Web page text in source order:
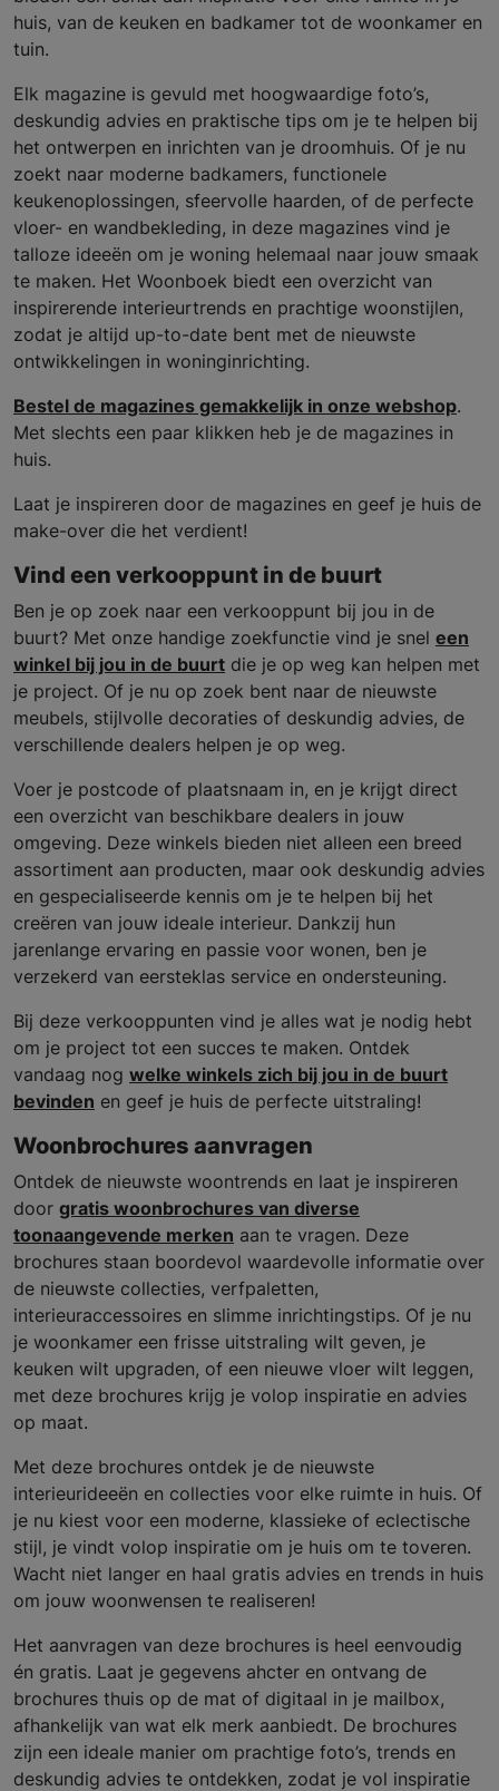
huis, van de keuken en badkamer tot de woonkamer en
tuin.
Elk magazine is gevuld met hoogwaardige foto’s,
deskundig advies en praktische tips om je te helpen bij
het ontwerpen en inrichten van je droomhuis. Of je nu
zoekt naar moderne badkamers, functionele
keukenoplossingen, sfeervolle haarden, of de perfecte
vloer- en wandbekleding, in deze magazines vind je
talloze ideeën om je woning helemaal naar jouw smaak
te maken. Het Woonboek biedt een overzicht van
inspirerende interieurtrends en prachtige woonstijlen,
zodat je altijd up-to-date bent met de nieuwste
ontwikkelingen in woninginrichting.
Bestel de magazines gemakkelijk in onze webshop.
Met slechts een paar klikken heb je de magazines in
huis.
Laat je inspireren door de magazines en geef je huis de
make-over die het verdient!
Vind een verkooppunt in de buurt
Ben je op zoek naar een verkooppunt bij jou in de
buurt? Met onze handige zoekfunctie vind je snel een
winkel bij jou in de buurt die je op weg kan helpen met
je project. Of je nu op zoek bent naar de nieuwste
meubels, stijlvolle decoraties of deskundig advies, de
verschillende dealers helpen je op weg.
Voer je postcode of plaatsnaam in, en je krijgt direct
een overzicht van beschikbare dealers in jouw
omgeving. Deze winkels bieden niet alleen een breed
assortiment aan producten, maar ook deskundig advies
en gespecialiseerde kennis om je te helpen bij het
creëren van jouw ideale interieur. Dankzij hun
jarenlange ervaring en passie voor wonen, ben je
verzekerd van eersteklas service en ondersteuning.
Bij deze verkooppunten vind je alles wat je nodig hebt
om je project tot een succes te maken. Ontdek
vandaag nog welke winkels zich bij jou in de buurt
bevinden en geef je huis de perfecte uitstraling!
Woonbrochures aanvragen
Ontdek de nieuwste woontrends en laat je inspireren
door gratis woonbrochures van diverse
toonaangevende merken aan te vragen. Deze
brochures staan boordevol waardevolle informatie over
de nieuwste collecties, verfpaletten,
interieuraccessoires en slimme inrichtingstips. Of je nu
je woonkamer een frisse uitstraling wilt geven, je
keuken wilt upgraden, of een nieuwe vloer wilt leggen,
met deze brochures krijg je volop inspiratie en advies
op maat.
Met deze brochures ontdek je de nieuwste
interieurideeën en collecties voor elke ruimte in huis. Of
je nu kiest voor een moderne, klassieke of eclectische
stijl, je vindt volop inspiratie om je huis om te toveren.
Wacht niet langer en haal gratis advies en trends in huis
om jouw woonwensen te realiseren!
Het aanvragen van deze brochures is heel eenvoudig
én gratis. Laat je gegevens ahcter en ontvang de
brochures thuis op de mat of digitaal in je mailbox,
afhankelijk van wat elk merk aanbiedt. De brochures
zijn een ideale manier om prachtige foto’s, trends en
deskundig advies te ontdekken, zodat je vol inspiratie